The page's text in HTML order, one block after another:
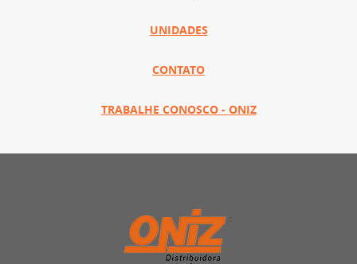
UNIDADES
CONTATO
TRABALHE CONOSCO - ONIZ